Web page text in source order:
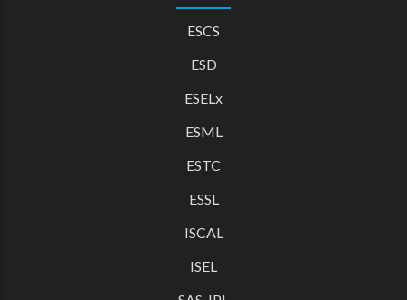
ESCS
ESD
ESELx
ESML
ESTC
ESSL
ISCAL
ISEL